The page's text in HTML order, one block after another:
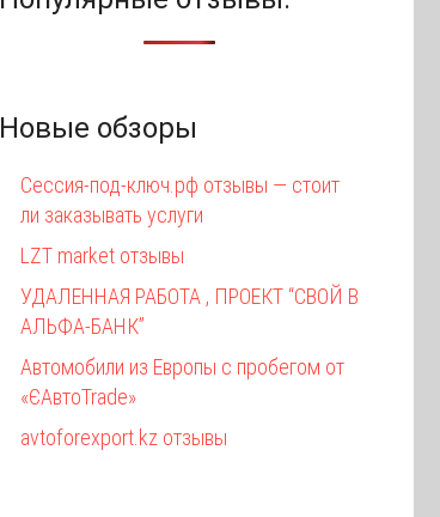
Новые обзоры
Сессия-под-ключ.рф отзывы — стоит
ли заказывать услуги
LZT market отзывы
УДАЛЕННАЯ РАБОТА , ПРОЕКТ “СВОЙ В
АЛЬФА-БАНК”
Автомобили из Европы с пробегом от
«ЄАвтоTrаde»
avtoforexport.kz отзывы